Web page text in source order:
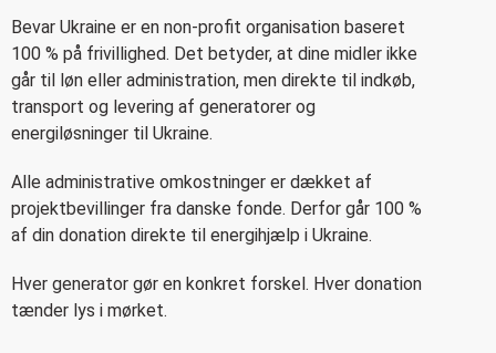
Bevar Ukraine er en non-profit organisation baseret
100 % på frivillighed. Det betyder, at dine midler ikke
går til løn eller administration, men direkte til indkøb,
transport og levering af generatorer og
energiløsninger til Ukraine.
Alle administrative omkostninger er dækket af
projektbevillinger fra danske fonde. Derfor går 100 %
af din donation direkte til energihjælp i Ukraine.
Hver generator gør en konkret forskel. Hver donation
tænder lys i mørket.